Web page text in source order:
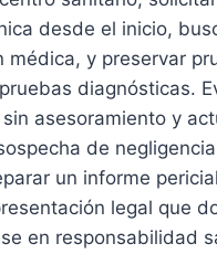
desde el inicio,
médica, y preservar
diagnósticas.
asesoramiento y
de
un informe
legal que
en responsabilidad